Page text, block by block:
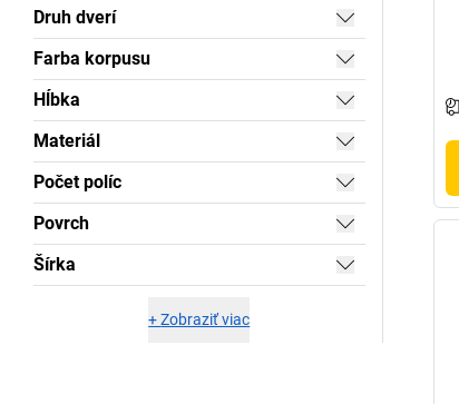
Druh dverí
Farba korpusu
Hĺbka
Materiál
Počet políc
Povrch
Šírka
+Zobraziť viac